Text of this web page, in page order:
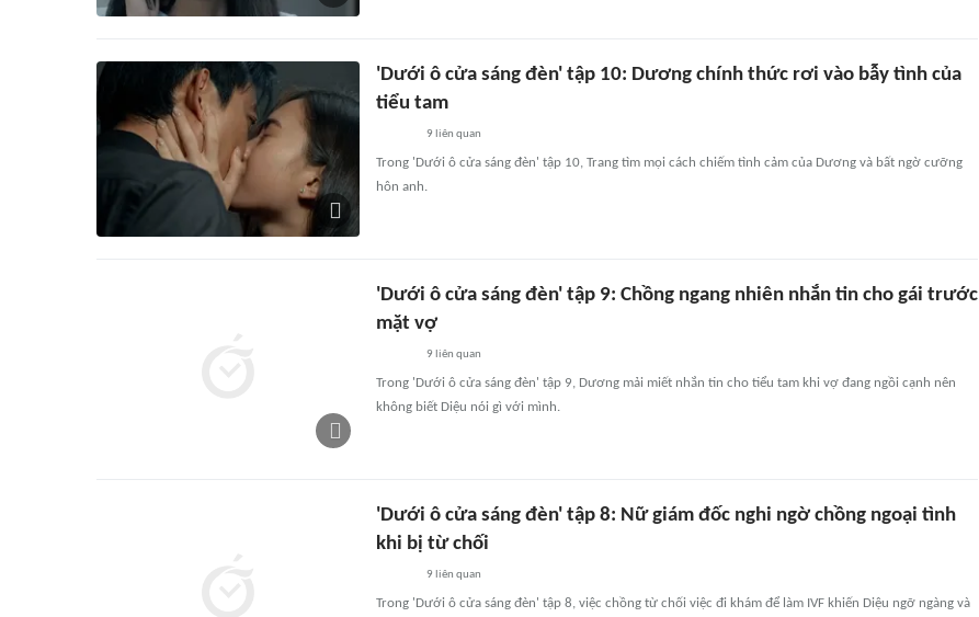
'Dưới ô cửa sáng đèn' tập 10: Dương chính thức rơi vào bẫy tình của
tiểu tam
9 liên quan
Trong 'Dưới ô cửa sáng đèn' tập 10, Trang tìm mọi cách chiếm tình cảm của Dương và bất ngờ cưỡng
hôn anh.
'Dưới ô cửa sáng đèn' tập 9: Chồng ngang nhiên nhắn tin cho gái trước
mặt vợ
9 liên quan
Trong 'Dưới ô cửa sáng đèn' tập 9, Dương mải miết nhắn tin cho tiểu tam khi vợ đang ngồi cạnh nên
không biết Diệu nói gì với mình.
'Dưới ô cửa sáng đèn' tập 8: Nữ giám đốc nghi ngờ chồng ngoại tình
khi bị từ chối
9 liên quan
Trong 'Dưới ô cửa sáng đèn' tập 8, việc chồng từ chối việc đi khám để làm IVF khiến Diệu ngỡ ngàng và